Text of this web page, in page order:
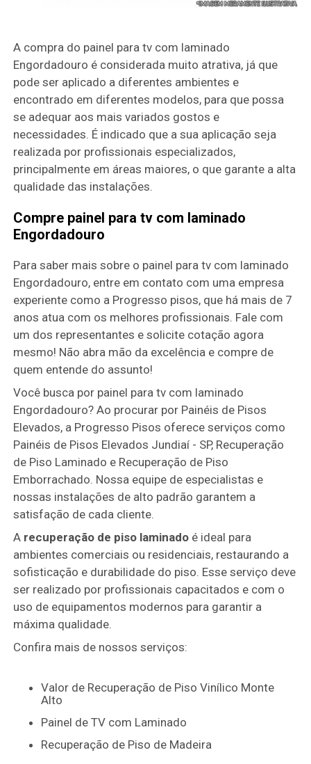
A compra do painel para tv com laminado
Engordadouro é considerada muito atrativa, já que
pode ser aplicado a diferentes ambientes e
encontrado em diferentes modelos, para que possa
se adequar aos mais variados gostos e
necessidades. É indicado que a sua aplicação seja
realizada por profissionais especializados,
principalmente em áreas maiores, o que garante a alta
qualidade das instalações.
Compre painel para tv com laminado
Engordadouro
Para saber mais sobre o painel para tv com laminado
Engordadouro, entre em contato com uma empresa
experiente como a Progresso pisos, que há mais de 7
anos atua com os melhores profissionais. Fale com
um dos representantes e solicite cotação agora
mesmo! Não abra mão da excelência e compre de
quem entende do assunto!
Você busca por painel para tv com laminado
Engordadouro? Ao procurar por Painéis de Pisos
Elevados, a Progresso Pisos oferece serviços como
Painéis de Pisos Elevados Jundiaí - SP, Recuperação
de Piso Laminado e Recuperação de Piso
Emborrachado. Nossa equipe de especialistas e
nossas instalações de alto padrão garantem a
satisfação de cada cliente.
A recuperação de piso laminado é ideal para
ambientes comerciais ou residenciais, restaurando a
sofisticação e durabilidade do piso. Esse serviço deve
ser realizado por profissionais capacitados e com o
uso de equipamentos modernos para garantir a
máxima qualidade.
Confira mais de nossos serviços:
Valor de Recuperação de Piso Vinílico Monte
Alto
Painel de TV com Laminado
Recuperação de Piso de Madeira